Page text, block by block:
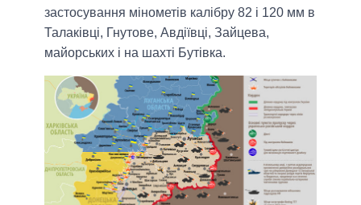
застосування мінометів калібру 82 і 120 мм в
Талаківці, Гнутове, Авдіївці, Зайцева,
майорських і на шахті Бутівка.